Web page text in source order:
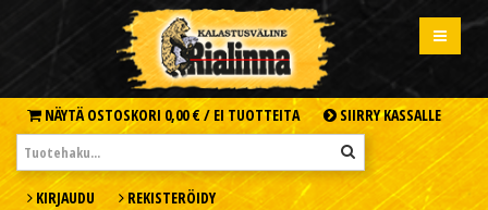
NÄYTÄ OSTOSKORI 0,00 € / EI TUOTTEITA SIIRRY KASSALLE
KIRJAUDU REKISTERÖIDY